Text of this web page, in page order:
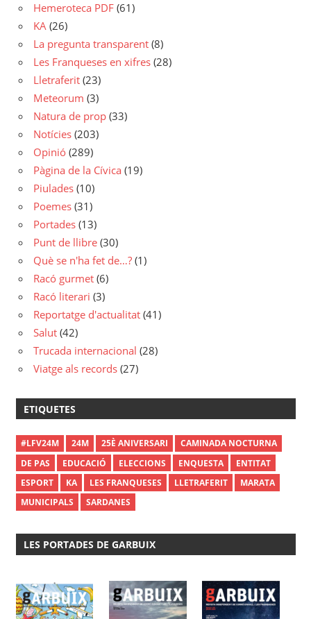
Hemeroteca PDF (61)
KA (26)
La pregunta transparent (8)
Les Franqueses en xifres (28)
Lletraferit (23)
Meteorum (3)
Natura de prop (33)
Notícies (203)
Opinió (289)
Pàgina de la Cívica (19)
Piulades (10)
Poemes (31)
Portades (13)
Punt de llibre (30)
Què se n'ha fet de…? (1)
Racó gurmet (6)
Racó literari (3)
Reportatge d'actualitat (41)
Salut (42)
Trucada internacional (28)
Viatge als records (27)
ETIQUETES
#LFV24M 24M 25È ANIVERSARI
CAMINADA NOCTURNA
DE PAS
EDUCACIÓ ELECCIONS ENQUESTA
ENTITAT
ESPORT
KA LES FRANQUESES LLETRAFERIT
MARATA
MUNICIPALS
SARDANES
LES PORTADES DE GARBUIX